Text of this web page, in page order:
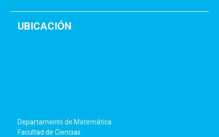
UBICACIÓN
Departamento de Matemática
Facultad de Ciencias